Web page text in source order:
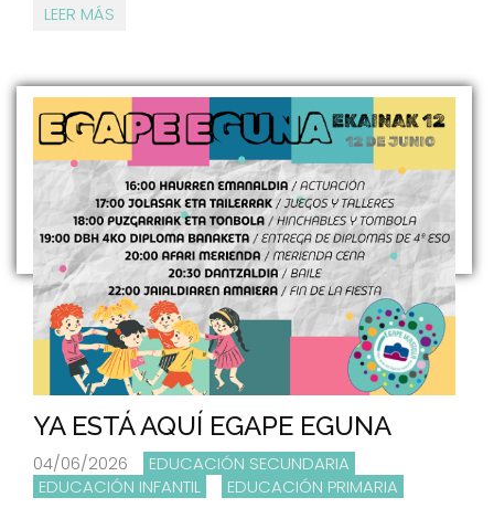
LEER MÁS
YA ESTÁ AQUÍ EGAPE EGUNA
04/06/2026
EDUCACIÓN SECUNDARIA
EDUCACIÓN INFANTIL
EDUCACIÓN PRIMARIA